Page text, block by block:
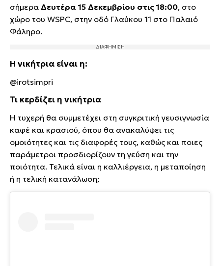
σήμερα Δευτέρα 15 Δεκεμβρίου στις 18:00, στο
χώρο του WSPC, στην οδό Γλαύκου 11 στο Παλαιό
Φάληρο.
Η νικήτρια είναι η:
@irotsimpri
Τι κερδίζει η νικήτρια
Η τυχερή θα συμμετέχει στη συγκριτική γευσιγνωσία
καφέ και κρασιού, όπου θα ανακαλύψει τις
ομοιότητες και τις διαφορές τους, καθώς και ποιες
παράμετροι προσδιορίζουν τη γεύση και την
ποιότητα. Τελικά είναι η καλλιέργεια, η μεταποίηση
ή η τελική κατανάλωση;